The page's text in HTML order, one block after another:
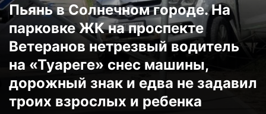
Пьянь в Солнечном городе. На
парковке ЖК на проспекте
Ветеранов нетрезвый водитель
на «Туареге» снес машины,
дорожный знак и едва не задавил
троих взрослых и ребенка